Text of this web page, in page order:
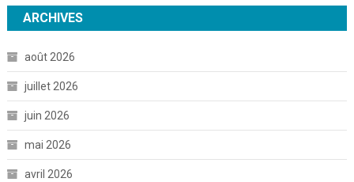
ARCHIVES
août 2026
juillet 2026
juin 2026
mai 2026
avril 2026